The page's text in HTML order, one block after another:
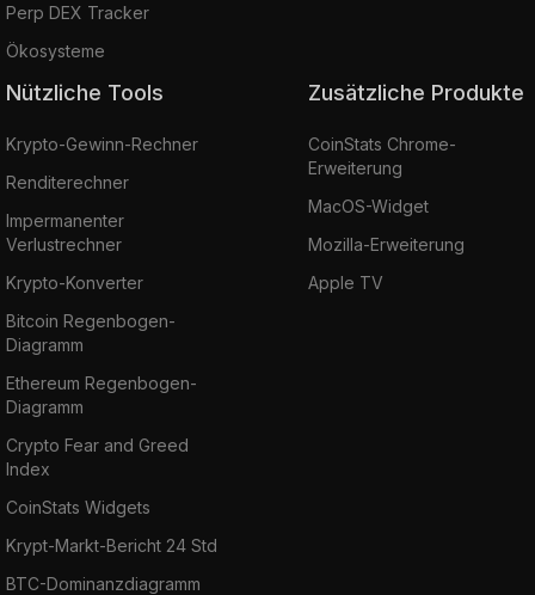
Perp DEX Tracker
Ökosysteme
Nützliche Tools
Krypto-Gewinn-Rechner
Renditerechner
Impermanenter
Verlustrechner
Krypto-Konverter
Bitcoin Regenbogen-
Diagramm
Ethereum Regenbogen-
Diagramm
Crypto Fear and Greed
Index
CoinStats Widgets
Krypt-Markt-Bericht 24 Std
BTC-Dominanzdiagramm
Zusätzliche Produkte
CoinStats Chrome-
Erweiterung
MacOS-Widget
Mozilla-Erweiterung
Apple TV